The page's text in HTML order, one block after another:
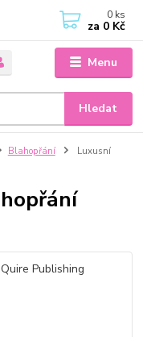
Menu
Hledat
0 ks
za 0 Kč
Blahopřání
Luxusní